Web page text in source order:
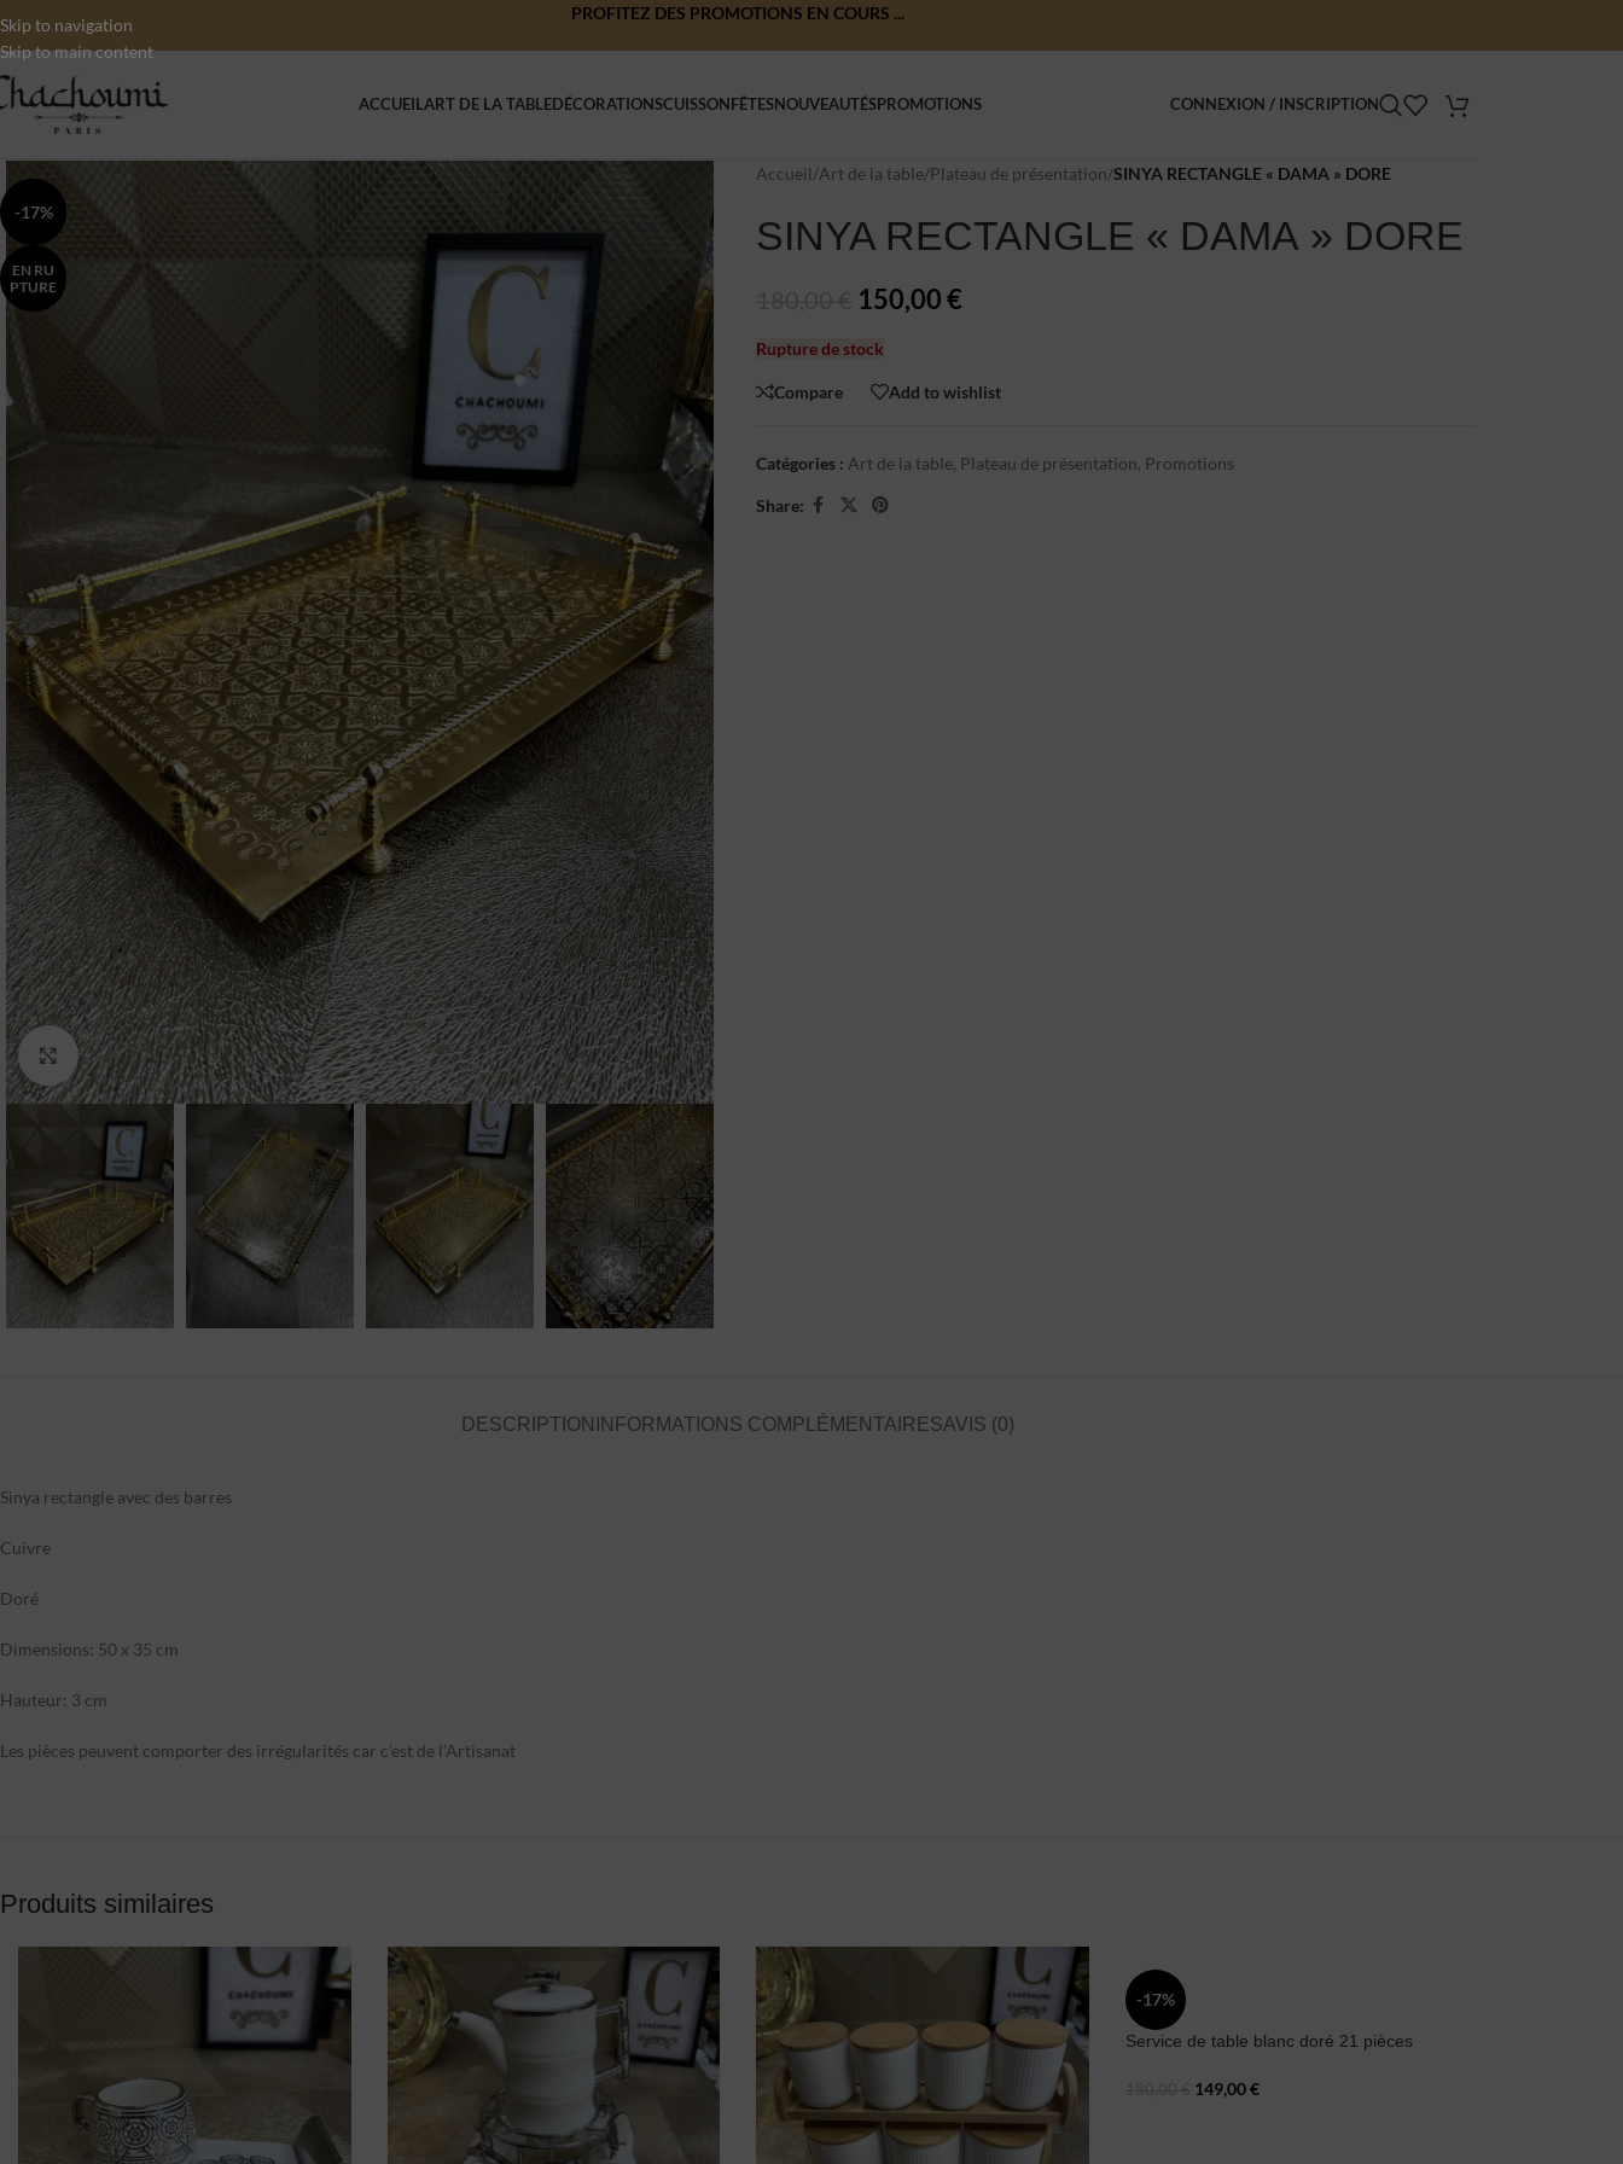
Skip to navigation
Skip to main content
PROFITEZ DES PROMOTIONS EN COURS ...
ACCUEILART DE LA TABLEDÉCORATIONSCUISSONFÊTESNOUVEAUTÉSPROMOTIONS CONNEXION / INSCRIPTION
-17%
EN RU
PTURE
Click to enlarge
Accueil/Art de la table/Plateau de présentation/SINYA RECTANGLE « DAMA » DORE
SINYA RECTANGLE « DAMA » DORE
150,00€
Rupture de stock
Compare Add to wishlist
Catégories : Art de la table, Plateau de présentation, Promotions
Share:
DESCRIPTION INFORMATIONS COMPLÉMENTAIRESAVIS (0)
Sinya rectangle avec des barres
Cuivre
Doré
Dimensions: 50 x 35 cm
Hauteur: 3 cm
Les pièces peuvent comporter des irrégularités car c’est de l’Artisanat
Produits similaires
-17%
Service de table blanc doré 21 pièces
149,00€